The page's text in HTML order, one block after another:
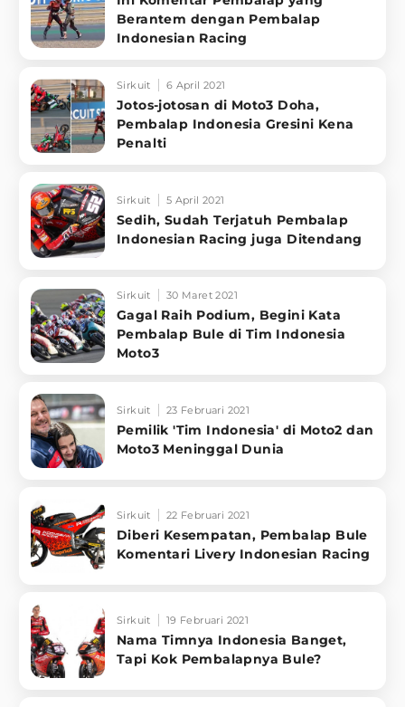
Berantem dengan Pembalap
Indonesian Racing
Sirkuit 6 April 2021
Jotos-jotosan di Moto3 Doha,
Pembalap Indonesia Gresini Kena
Penalti
Sirkuit 5 April 2021
Sedih, Sudah Terjatuh Pembalap
Indonesian Racing juga Ditendang
Sirkuit 30 Maret 2021
Gagal Raih Podium, Begini Kata
Pembalap Bule di Tim Indonesia
Moto3
Sirkuit 23 Februari 2021
Pemilik 'Tim Indonesia' di Moto2 dan
Moto3 Meninggal Dunia
Sirkuit 22 Februari 2021
Diberi Kesempatan, Pembalap Bule
Komentari Livery Indonesian Racing
Sirkuit 19 Februari 2021
Nama Timnya Indonesia Banget,
Tapi Kok Pembalapnya Bule?